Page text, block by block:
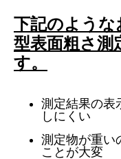
下記のよう
型表面粗さ測
す。
測定結果の表
しにくい
測定物が重い
ことが大変